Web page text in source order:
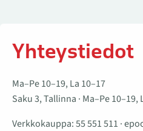
Yhteystiedot
Ma–Pe 10–19, La 10–17
Saku 3, Tallinna · Ma–Pe 10–19,
Verkkokauppa:55 551 511 ·